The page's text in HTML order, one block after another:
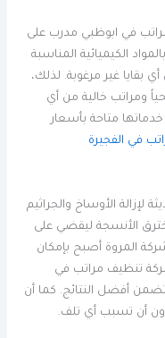
في ابوظبي مدرب على
الكيميائية المناسبة
غير مرغوبة. لذلك،
ومراتب خالية من أي
متاحة بأسعار
في الفجيرة
لإزالة الأوساخ والجراثيم
الأنسجة ليقضي على
شركة المروة أصبح بإمكان
تنظيف مراتب في
تضمن أفضل النتائج. كما أن
أن تسبب أي تلف.